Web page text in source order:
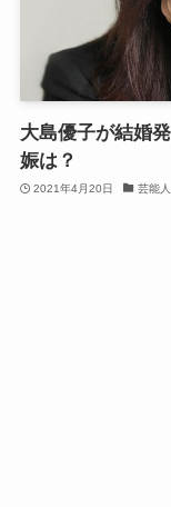
大島優子が結婚
娠は？
2021年4月20日 芸能人